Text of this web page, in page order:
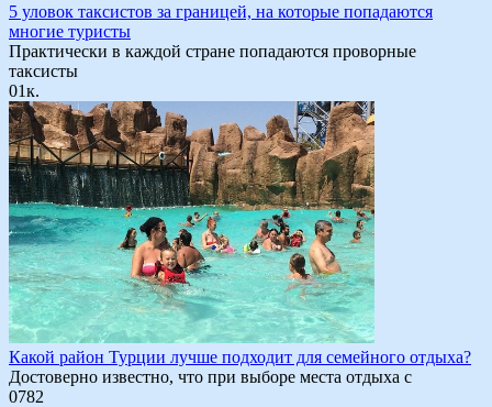
5 уловок таксистов за границей, на которые попадаются
многие туристы
Практически в каждой стране попадаются проворные
таксисты
01к.
Какой район Турции лучше подходит для семейного отдыха?
Достоверно известно, что при выборе места отдыха с
0782